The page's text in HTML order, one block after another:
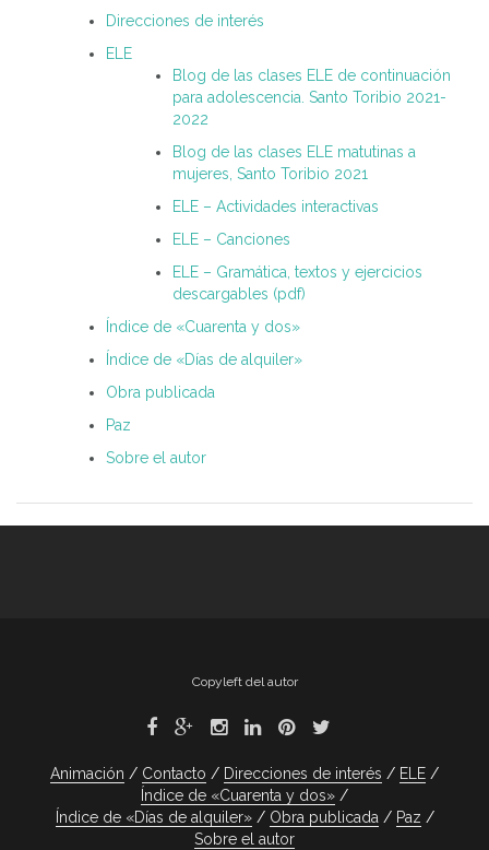
Direcciones de interés
ELE
Blog de las clases ELE de continuación
para adolescencia. Santo Toribio 2021-
2022
Blog de las clases ELE matutinas a
mujeres, Santo Toribio 2021
ELE – Actividades interactivas
ELE – Canciones
ELE – Gramática, textos y ejercicios
descargables (pdf)
Índice de «Cuarenta y dos»
Índice de «Días de alquiler»
Obra publicada
Paz
Sobre el autor
Copyleft del autor
Animación Contacto Direcciones de interés
ELE
Índice de «Cuarenta y dos»
Índice de «Días de alquiler»
Obra publicada
Paz
Sobre el autor